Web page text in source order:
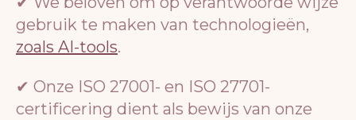
gebruik te maken van technologieën,
zoals AI-tools.
✔ Onze ISO 27001- en ISO 27701-
certificering dient als bewijs van onze